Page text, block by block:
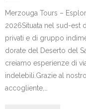
Merzouga Tours –
2026Situata nel sud-est
privati e di gruppo
dorate del Deserto del
creiamo esperienze di
indelebili.Grazie al
accogliente,…